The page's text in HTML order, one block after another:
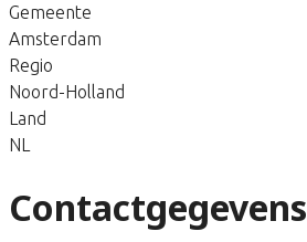
Gemeente
Amsterdam
Regio
Noord-Holland
Land
NL
Contactgegevens